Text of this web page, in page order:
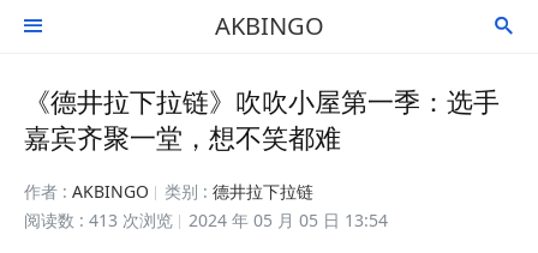
 AKBINGO 
《德井拉下拉链》吹吹小屋第一季：选手
嘉宾齐聚一堂，想不笑都难
作者 : AKBINGO 类别 : 德井拉下拉链
阅读数 : 413 次浏览
2024 年 05 月 05 日 13:54